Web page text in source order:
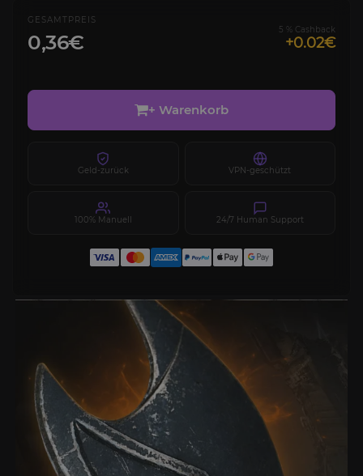
GESAMTPREIS
0,36€
5 % Cashback
+0.02€
+ Warenkorb
Geld-zurück VPN-geschützt
100% Manuell 24/7 Human Support